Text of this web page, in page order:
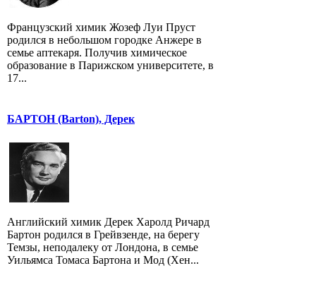
Французский химик Жозеф Луи Пруст
родился в небольшом городке Анжере в
семье аптекаря. Получив химическое
образование в Парижском университете, в
17...
БАРТОН (Barton), Дерек
Английский химик Дерек Харолд Ричард
Бартон родился в Грейвзенде, на берегу
Темзы, неподалеку от Лондона, в семье
Уильямса Томаса Бартона и Мод (Хен...